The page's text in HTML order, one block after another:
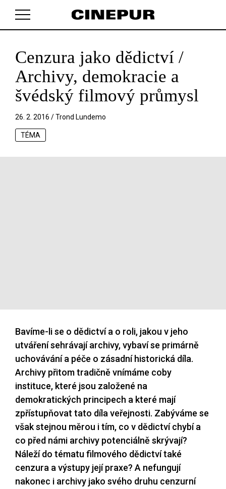
V košíku zatím nemáte žádné položky.
Cenzura jako dědictví /
Archivy, demokracie a
švédský filmový průmysl
26. 2. 2016 /Trond Lundemo
TÉMA
Bavíme-li se o dědictví a o roli, jakou v jeho
utváření sehrávají archivy, vybaví se primárně
uchovávání a péče o zásadní historická díla.
Archivy přitom tradičně vnímáme coby
instituce, které jsou založené na
demokratických principech a které mají
zpřístupňovat tato díla veřejnosti. Zabýváme se
však stejnou měrou i tím, co v dědictví chybí a
co před námi archivy potenciálně skrývají?
Náleží do tématu filmového dědictví také
cenzura a výstupy její praxe? A nefungují
nakonec i archivy jako svého druhu cenzurní